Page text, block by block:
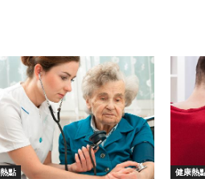
點 健康熱